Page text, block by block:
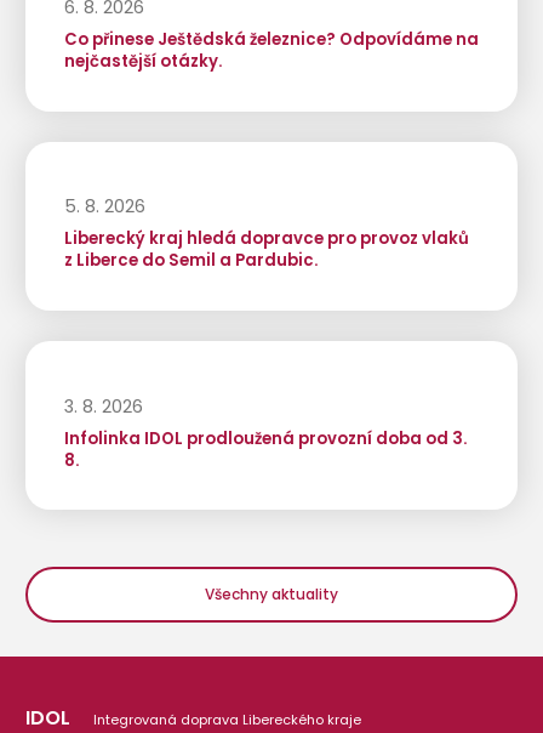
6. 8. 2026
Co přinese Ještědská železnice? Odpovídáme na
nejčastější otázky.
5. 8. 2026
Liberecký kraj hledá dopravce pro provoz vlaků
z Liberce do Semil a Pardubic.
3. 8. 2026
Infolinka IDOL prodloužená provozní doba od 3.
8.
Všechny aktuality
IDOL Integrovaná doprava Libereckého kraje